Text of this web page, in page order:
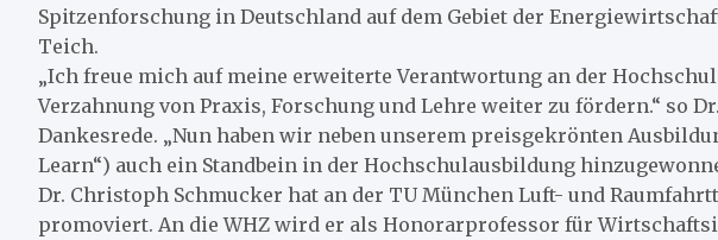
Spitzenforschung in Deutschland auf dem Gebiet der
Teich.
„Ich freue mich auf meine erweiterte Verantwortung an der
Verzahnung von Praxis, Forschung und Lehre weiter zu fördern.“ so
Dankesrede. „Nun haben wir neben unserem preisgekrönten
Learn“) auch ein Standbein in der Hochschulausbildung
Dr. Christoph Schmucker hat an der TU München Luft- und
promoviert. An die WHZ wird er als Honorarprofessor für